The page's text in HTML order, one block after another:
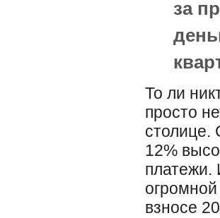
за
То ли
просто
столице.
12%
платежи.
огромной
взносе